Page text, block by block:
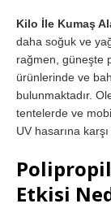
Kilo İle Kumaş
daha soğuk ve
rağmen, güneşte
ürünlerinde ve
bulunmaktadır.
tentelerde ve
UV hasarına
Etkisi